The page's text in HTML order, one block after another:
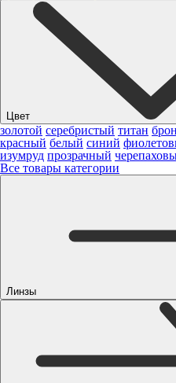
Цвет
золотой серебристый титан
красный белый синий
изумруд прозрачный
Все товары категории
Линзы